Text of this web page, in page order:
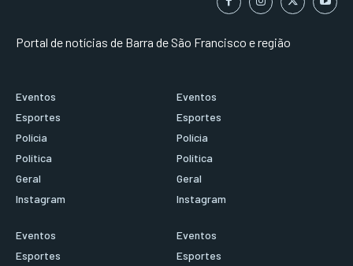
Portal de notícias de Barra de São Francisco e região
Eventos
Esportes
Polícia
Política
Geral
Instagram
Eventos
Esportes
Polícia
Política
Geral
Instagram
Eventos
Esportes
Eventos
Esportes